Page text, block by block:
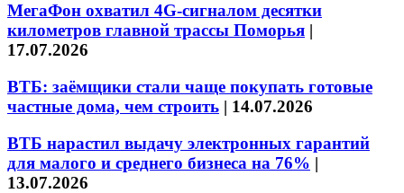
МегаФон охватил 4G-сигналом десятки
километров главной трассы Поморья |
17.07.2026
ВТБ: заёмщики стали чаще покупать готовые
частные дома, чем строить | 14.07.2026
ВТБ нарастил выдачу электронных гарантий
для малого и среднего бизнеса на 76% |
13.07.2026